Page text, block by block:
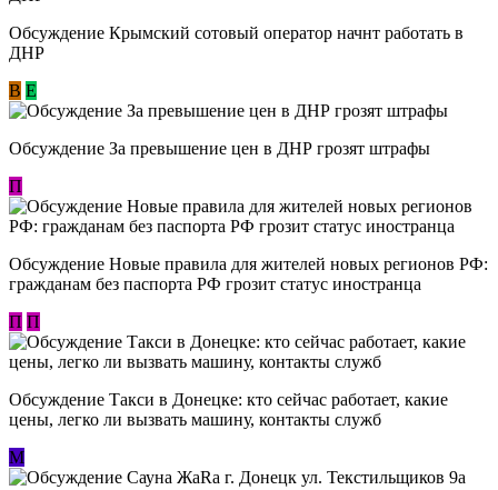
Обсуждение Крымский сотовый оператор начнт работать в
ДНР
В E
Обсуждение За превышение цен в ДНР грозят штрафы
П
Обсуждение Новые правила для жителей новых регионов РФ:
гражданам без паспорта РФ грозит статус иностранца
П П
Обсуждение ​Такси в Донецке: кто сейчас работает, какие
цены, легко ли вызвать машину, контакты служб
М